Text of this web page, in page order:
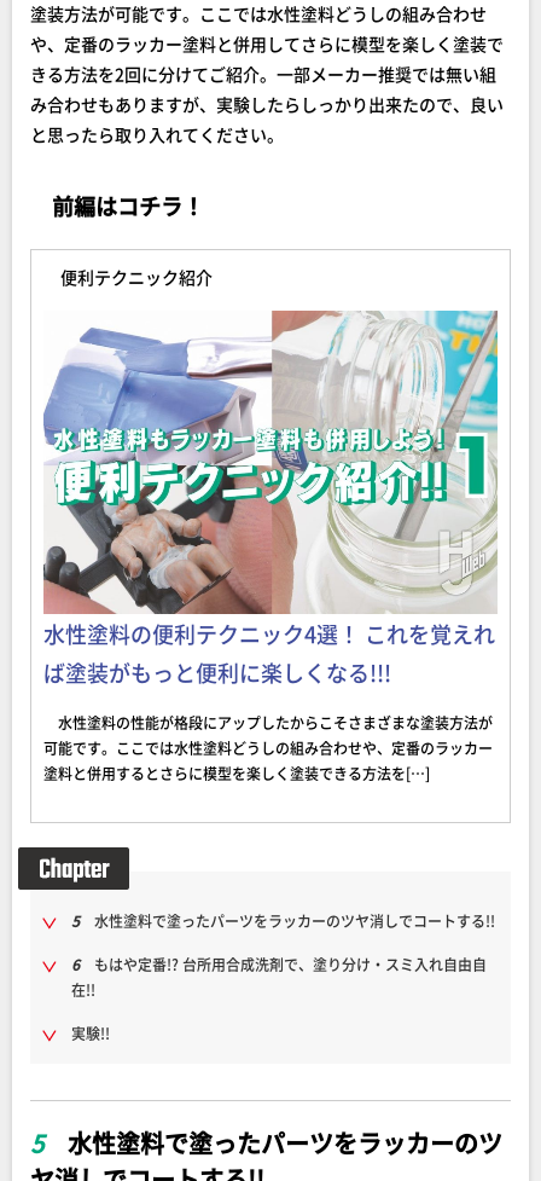
塗装方法が可能です。ここでは水性塗料どうしの組み合わせ
や、定番のラッカー塗料と併用してさらに模型を楽しく塗装で
きる方法を2回に分けてご紹介。一部メーカー推奨では無い組
み合わせもありますが、実験したらしっかり出来たので、良い
と思ったら取り入れてください。
前編はコチラ！
便利テクニック紹介
水性塗料の便利テクニック4選！ これを覚えれ
ば塗装がもっと便利に楽しくなる!!!
水性塗料の性能が格段にアップしたからこそさまざまな塗装方法が
可能です。ここでは水性塗料どうしの組み合わせや、定番のラッカー
塗料と併用するとさらに模型を楽しく塗装できる方法を[…]
5水性塗料で塗ったパーツをラッカーのツヤ消しでコートする!!
6もはや定番!? 台所用合成洗剤で、塗り分け・スミ入れ自由自
在!!
実験!!
5水性塗料で塗ったパーツをラッカーのツ